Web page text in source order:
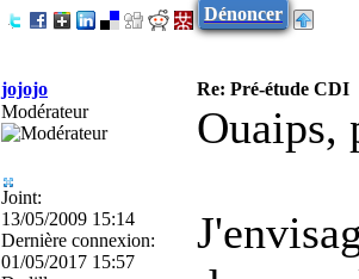
Dénoncer
jojojo
Re: Pré-étude CDI
Modérateur
Joint:
13/05/2009 15:14
Dernière connexion:
01/05/2017 15:57
Ouaips,